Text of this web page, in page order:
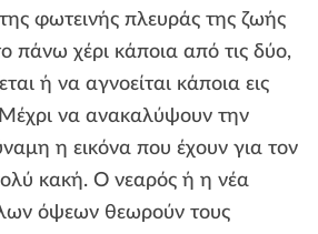
φωτεινής πλευράς της ζωής
πάνω χέρι κάποια από τις δύο,
ή να αγνοείται κάποια εις
να ανακαλύψουν την
η εικόνα που έχουν για τον
κακή. Ο νεαρός ή η νέα
όψεων θεωρούν τους